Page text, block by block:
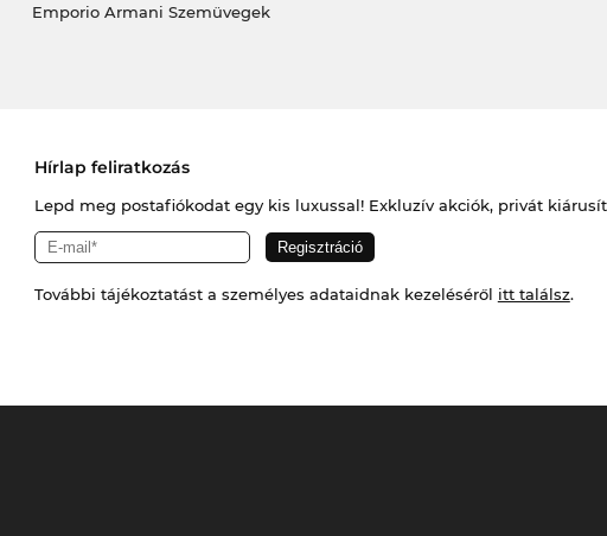
Emporio Armani Szemüvegek
Hírlap feliratkozás
Lepd meg postafiókodat egy kis luxussal! Exkluzív akciók, privát
További tájékoztatást a személyes adataidnak kezeléséről itt találsz.